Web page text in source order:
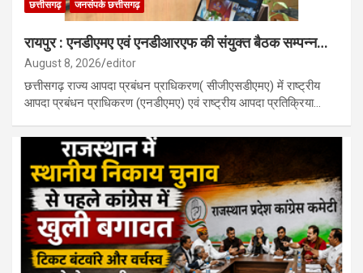
छत्तीसगढ़ जनसंपर्क छत्तीसगढ़
रायपुर : एनडीएमए एवं एनडीआरएफ की संयुक्त बैठक सम्पन्न…
August 8, 2026 editor
छत्तीसगढ़ राज्य आपदा प्रबंधन प्राधिकरण( सीजीएसडीएमए) में राष्ट्रीय
आपदा प्रबंधन प्राधिकरण (एनडीएमए) एवं राष्ट्रीय आपदा प्रतिक्रिया…